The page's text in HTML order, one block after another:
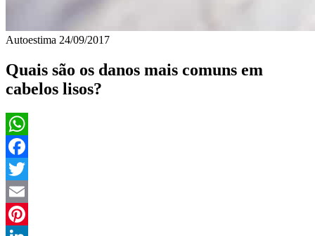
Autoestima 24/09/2017
Quais são os danos mais comuns em
cabelos lisos?
WhatsApp
Facebook
Twitter
Email